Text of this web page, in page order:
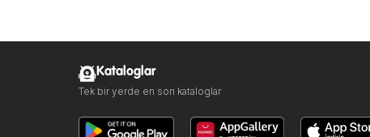
Kataloglar
Tek bir yerde en son kataloglar